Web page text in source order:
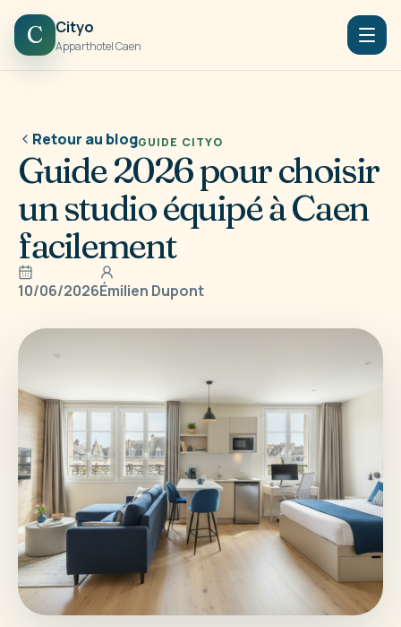
C Cityo
Apparthotel Caen
Retour au blogGUIDE CITYO
Guide 2026 pour choisir
un studio équipé à Caen
facilement
10/06/2026Émilien Dupont